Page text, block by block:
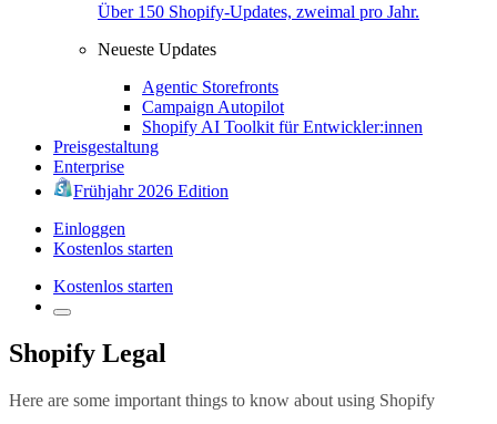
Über 150 Shopify-Updates, zweimal pro Jahr.
Neueste Updates
Agentic Storefronts
Campaign Autopilot
Shopify AI Toolkit für Entwickler:innen
Preisgestaltung
Enterprise
Frühjahr 2026 Edition
Einloggen
Kostenlos starten
Kostenlos starten
Shopify Legal
Here are some important things to know about using Shopify